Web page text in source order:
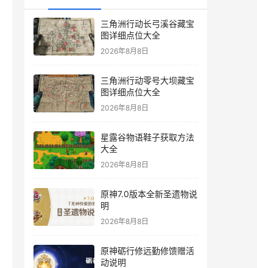
三角洲行动长弓溪谷藏宝
图详细点位大全
2026年8月8日
三角洲行动零号大坝藏宝
图详细点位大全
2026年8月8日
星露谷物语鞋子获取方法
大全
2026年8月8日
原神7.0版本全新圣遗物说
明
2026年8月8日
原神砺行修远勤修馈赠活
动说明